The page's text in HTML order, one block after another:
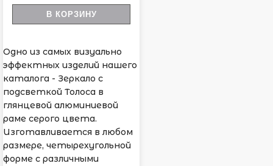
В КОРЗИНУ
Одно из самых визуально
эффектных изделий нашего
каталога - Зеркало с
подсветкой Толоса в
глянцевой алюминиевой
раме серого цвета.
Изготавливается в любом
размере, четырехугольной
форме с различными